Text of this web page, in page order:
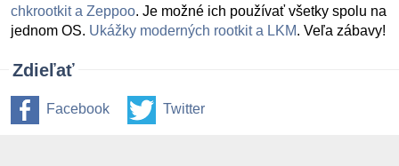
chkrootkit a Zeppoo. Je možné ich používať všetky spolu na
jednom OS. Ukážky moderných rootkit a LKM. Veľa zábavy!
Zdieľať
Facebook Twitter